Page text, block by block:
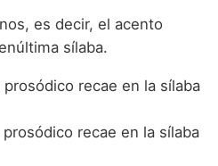
es decir, el acento
sílaba.
prosódico recae en la sílaba
prosódico recae en la sílaba